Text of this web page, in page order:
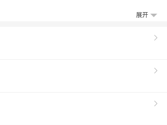
焘、瞿秋白、李立三、蔡和
展开